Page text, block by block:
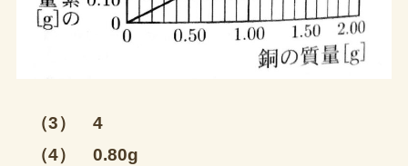
（3） 4
（4） 0.80g